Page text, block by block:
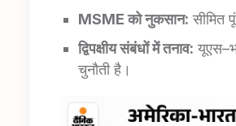
MSME को नुकसान: सीमित
द्विपक्षीयसंबंधों में तनाव:
चुनौती है।